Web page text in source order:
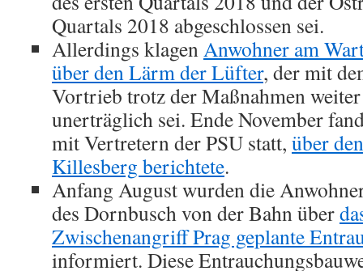
Quartals 2018 abgeschlossen sei.
Allerdings klagenAnwohner am
über den Lärm der Lüfter, der mit
Vortrieb trotz der Maßnahmen
unerträglich sei. Ende November
mit Vertretern der PSU statt, über
Killesberg berichtete.
Anfang August wurden die
des Dornbusch von der Bahn über
Zwischenangriff Prag geplante
informiert. Diese